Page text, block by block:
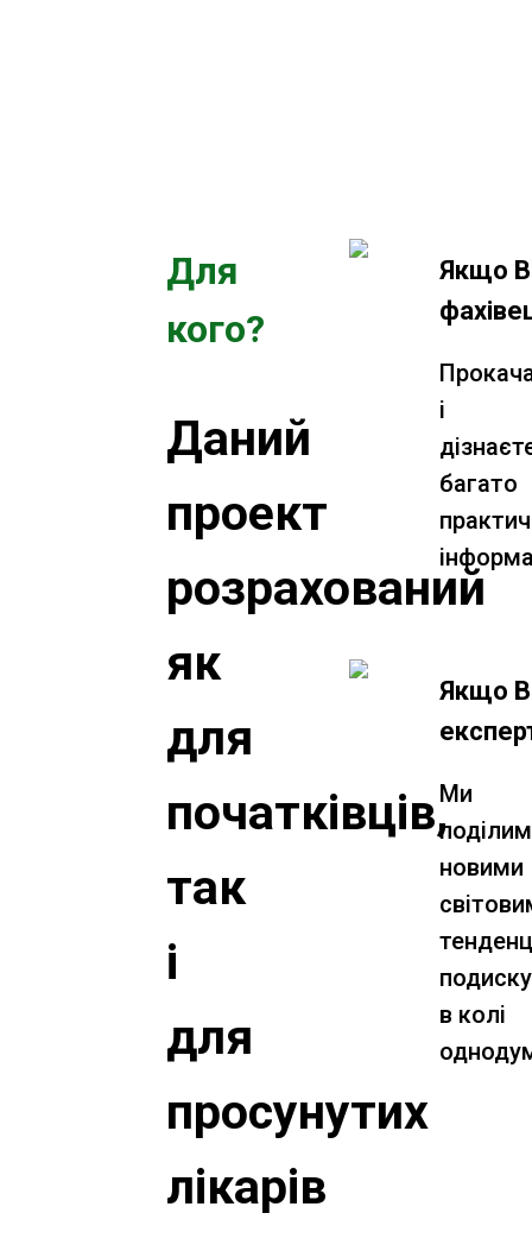
Для
кого?
Даний
проект
розрахований
як
для
початківців,
так
і
для
просунутих
лікарів
Якщо
і
багато
Якщо
Ми
новими
в колі